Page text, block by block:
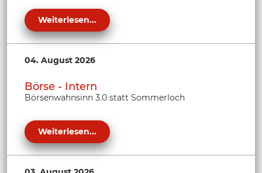
Weiterlesen...
04. August 2026
Börse - Intern
Börsenwahnsinn 3.0 statt Sommerloch
Weiterlesen...